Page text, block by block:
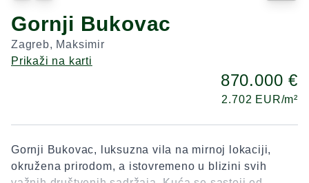
Gornji Bukovac
Zagreb, Maksimir
Prikaži na karti
870.000 €
2.702 EUR/m²
Gornji Bukovac, luksuzna vila na mirnoj lokaciji,
okružena prirodom, a istovremeno u blizini svih